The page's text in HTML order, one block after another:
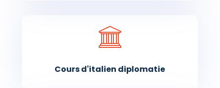
Cours d'italien diplomatie